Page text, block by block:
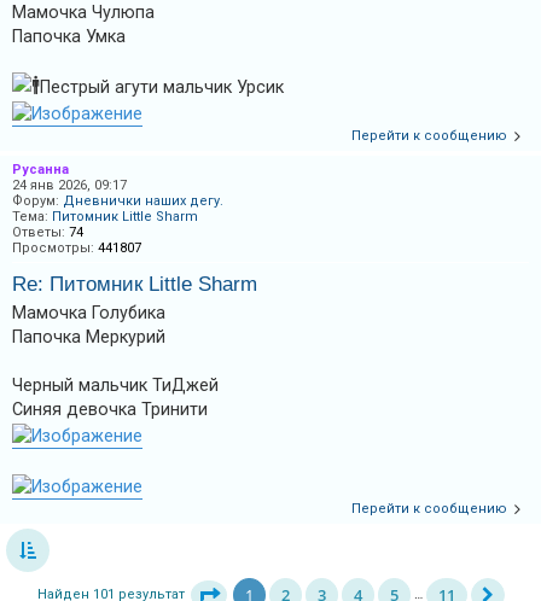
Мамочка Чулюпа
Папочка Умка
Пестрый агути мальчик Урсик
Перейти к сообщению
Русанна
24 янв 2026, 09:17
Форум: Дневнички наших дегу.
Тема: Питомник Little Sharm
Ответы: 74
Просмотры: 441807
Re: Питомник Little Sharm
Мамочка Голубика
Папочка Меркурий
Черный мальчик ТиДжей
Синяя девочка Тринити
Перейти к сообщению
Найден 101 результат 1 2 3 4 5 … 11